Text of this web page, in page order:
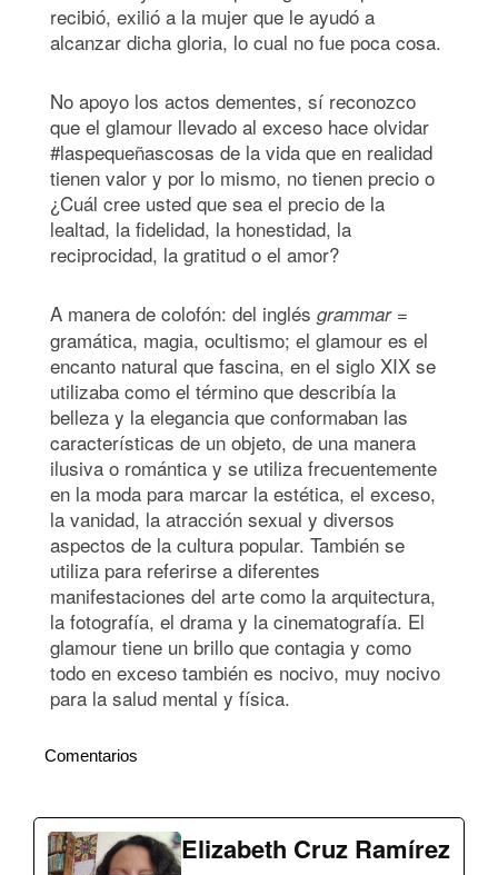
recibió, exilió a la mujer que le ayudó a
alcanzar dicha gloria, lo cual no fue poca cosa.
No apoyo los actos dementes, sí reconozco
que el glamour llevado al exceso hace olvidar
#laspequeñascosas de la vida que en realidad
tienen valor y por lo mismo, no tienen precio o
¿Cuál cree usted que sea el precio de la
lealtad, la fidelidad, la honestidad, la
reciprocidad, la gratitud o el amor?
A manera de colofón: del inglés grammar=
gramática, magia, ocultismo; el glamour es el
encanto natural que fascina, en el siglo XIX se
utilizaba como el término que describía la
belleza y la elegancia que conformaban las
características de un objeto, de una manera
ilusiva o romántica y se utiliza frecuentemente
en la moda para marcar la estética, el exceso,
la vanidad, la atracción sexual y diversos
aspectos de la cultura popular. También se
utiliza para referirse a diferentes
manifestaciones del arte como la arquitectura,
la fotografía, el drama y la cinematografía. El
glamour tiene un brillo que contagia y como
todo en exceso también es nocivo, muy nocivo
para la salud mental y física.
Comentarios
Elizabeth Cruz Ramírez